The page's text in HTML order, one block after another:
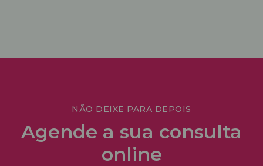
NÃO DEIXE PARA DEPOIS
Agende a sua consulta
online